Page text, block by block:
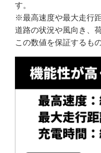
す。
※最高速度や最大走行
道路の状況や風向き、
この数値を保証するも